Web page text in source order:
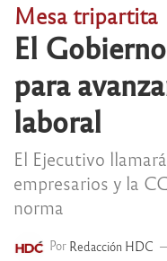
Mesa tripartita
El
para
laboral
El Ejecutivo
empresarios y la
norma
Por Redacción HDC